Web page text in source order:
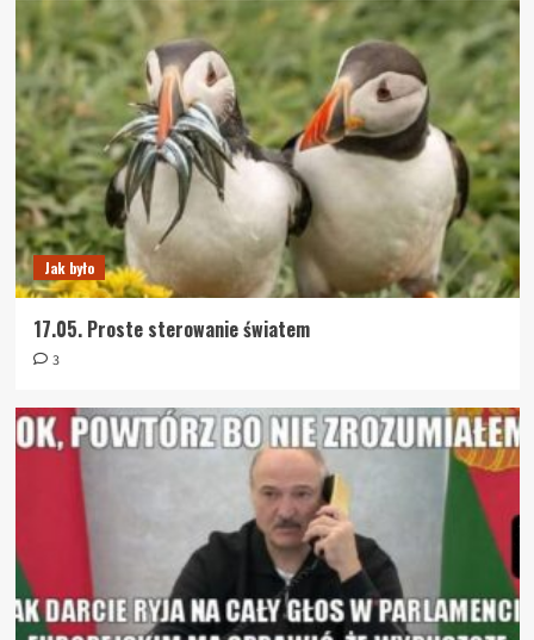
Jak było
17.05. Proste sterowanie światem
3